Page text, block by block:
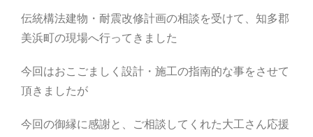
伝統構法建物・耐震改修計画の相談を受けて、知多郡
美浜町の現場へ行ってきました
今回はおこごましく設計・施工の指南的な事をさせて
頂きましたが
今回の御縁に感謝と、ご相談してくれた大工さん応援